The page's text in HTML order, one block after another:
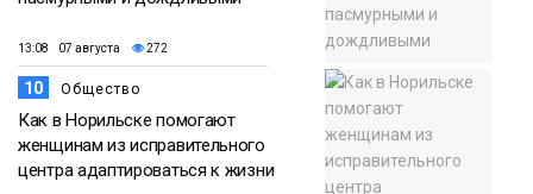
13:08 07 августа 272
10 Общество
Как в Норильске помогают
женщинам из исправительного
центра адаптироваться к жизни